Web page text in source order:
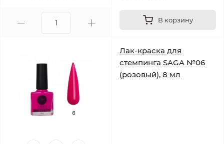
В корзину
Лак-краска для
стемпинга SAGA №06
(розовый), 8 мл